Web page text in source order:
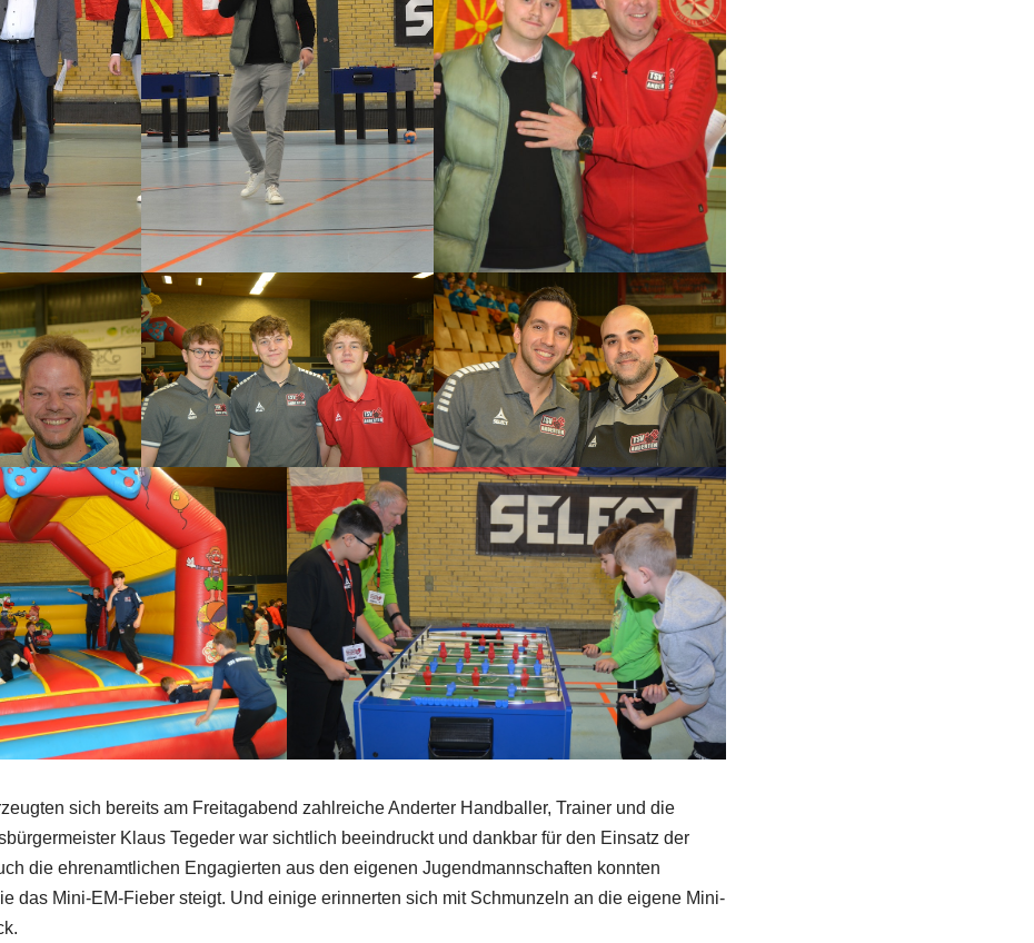
sich bereits am Freitagabend zahlreiche Anderter Handballer, Trainer und die
Klaus Tegeder war sichtlich beeindruckt und dankbar für den Einsatz der
die ehrenamtlichen Engagierten aus den eigenen Jugendmannschaften konnten
das Mini-EM-Fieber steigt. Und einige erinnerten sich mit Schmunzeln an die eigene Mini-